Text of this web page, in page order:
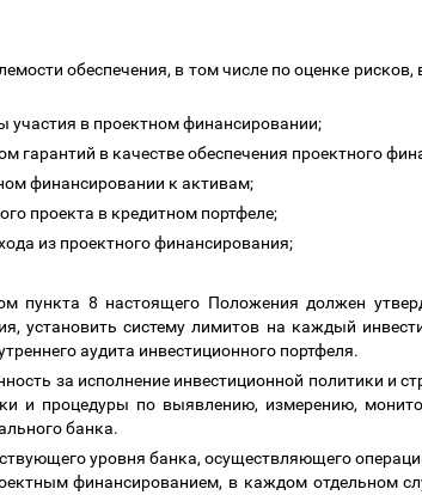
обеспечения, в том числе по оценке рисков,
участия в проектном финансировании;
гарантий в качестве обеспечения проектного
финансировании к активам;
проекта в кредитном портфеле;
из проектного финансирования;
пункта 8 настоящего Положения должен
установить систему лимитов на каждый
аудита инвестиционного портфеля.
за исполнение инвестиционной политики и
и процедуры по выявлению, измерению,
банка.
уровня банка, осуществляющего
финансированием, в каждом отдельном